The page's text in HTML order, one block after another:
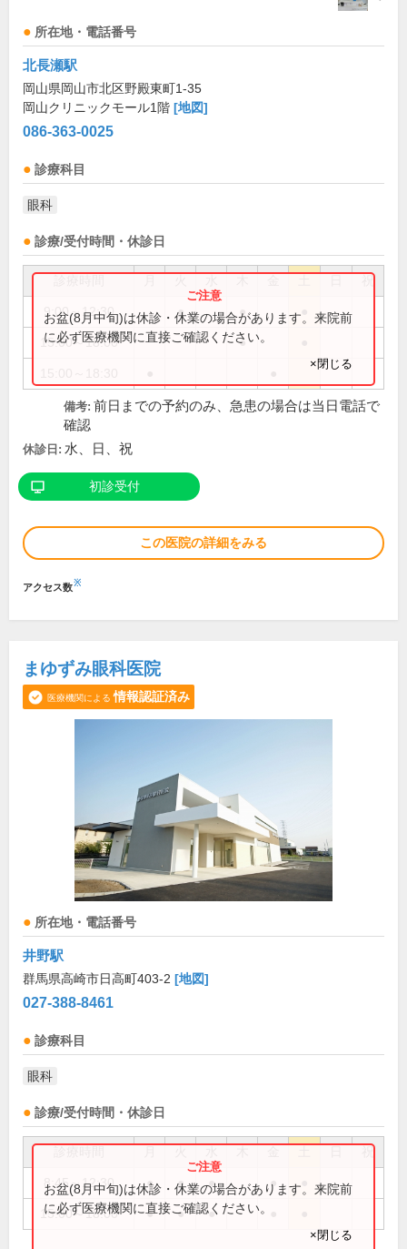
所在地・電話番号
北長瀬駅
岡山県岡山市北区野殿東町1-35
岡山クリニックモール1階 [地図]
086-363-0025
診療科目
眼科
診療/受付時間・休診日
祝
9:00～12:30 ● ●
15:00～18:00 ●
お盆(8月中旬)は休診・休業の場合があります。来院前
に必ず医療機関に直接ご確認ください。
×閉じる
備考: 前日までの予約のみ、急患の場合は当日電話で
確認
休診日: 水、日、祝
初診受付
この医院の詳細をみる
アクセス数※
まゆずみ眼科医院
医療機関による 情報認証済み
所在地・電話番号
井野駅
群馬県高崎市日高町403-2 [地図]
027-388-8461
診療科目
眼科
診療/受付時間・休診日
祝
8:45～12:30 ● ● ● ●
15:00～18:00 ● ● ●
お盆(8月中旬)は休診・休業の場合があります。来院前
に必ず医療機関に直接ご確認ください。
×閉じる